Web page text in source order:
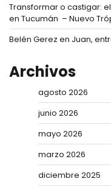
Transformar o castigar:
en Tucumán – Nuevo
Belén Gerez en Juan,
Archivos
agosto 2026
junio 2026
mayo 2026
marzo 2026
diciembre 2025